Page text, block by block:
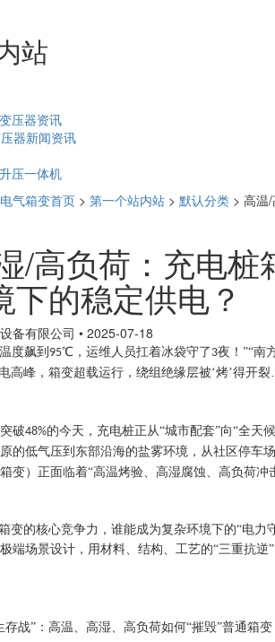
站
压器资讯
器新闻资讯
压一体机
气箱变首页 > 第一个站内站 > 默认分类 > 高温
/高负荷：充电
下的稳定供电？
备有限公司 • 2025-07-18
温度飙到 95℃，运维人员扛着冰袋守了 3夜！”“南
高峰，箱变超载运行，绕组绝缘层被‘烤’得开
破48%的今天，充电桩正从“城市配套”向“全
的低气压到东部沿海的盐雾环境，从社区停车
箱变）正面临着“高温烤验、高湿腐蚀、高负荷冲
变的核心竞争力，谁能成为复杂环境下的“电力
场景设计，用材料、结构、工艺的“三重抗逆”
战”：高温、高湿、高负荷如何“摧毁”普通箱变